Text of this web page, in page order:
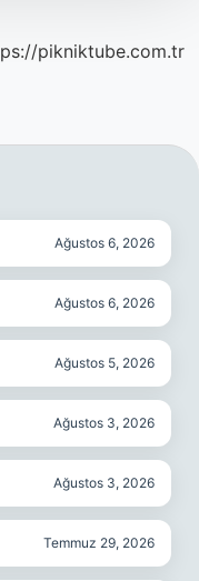
pikniktube.com.tr
Ağustos 6, 2026
Ağustos 6, 2026
Ağustos 5, 2026
Ağustos 3, 2026
Ağustos 3, 2026
Temmuz 29, 2026